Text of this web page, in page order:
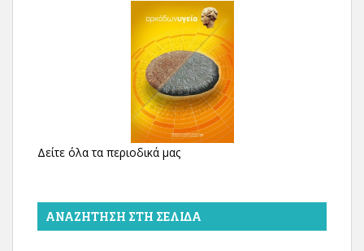
Δείτε όλα τα περιοδικά μας
ΑΝΑΖΉΤΗΣΗ ΣΤΗ ΣΕΛΊΔΑ